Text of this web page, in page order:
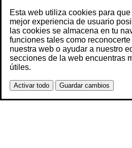
Esta web utiliza cookies para
mejor experiencia de usuario
las cookies se almacena en tu
funciones tales como
nuestra web o ayudar a nuestro
secciones de la web encuentras
útiles.
Activar todo Guardar cambios